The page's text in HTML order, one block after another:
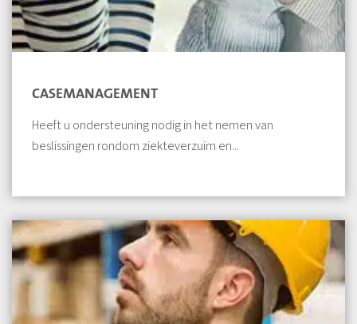
CASEMANAGEMENT
Heeft u ondersteuning nodig in het nemen van
beslissingen rondom ziekteverzuim en...